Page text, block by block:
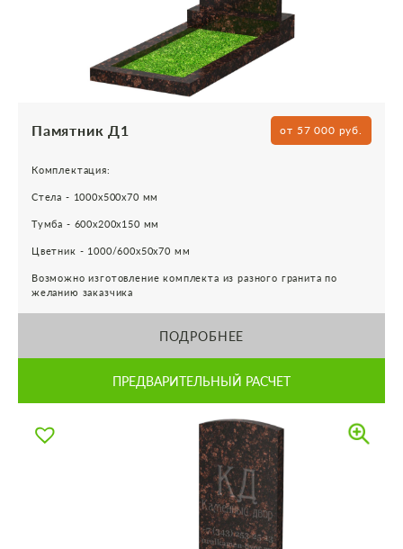
Памятник Д1 от 57 000 руб.
Комплектация:
Стела - 1000х500х70 мм
Тумба - 600х200х150 мм
Цветник - 1000/600х50х70 мм
Возможно изготовление комплекта из разного гранита по
желанию заказчика
ПОДРОБНЕЕ
ПРЕДВАРИТЕЛЬНЫЙ РАСЧЕТ